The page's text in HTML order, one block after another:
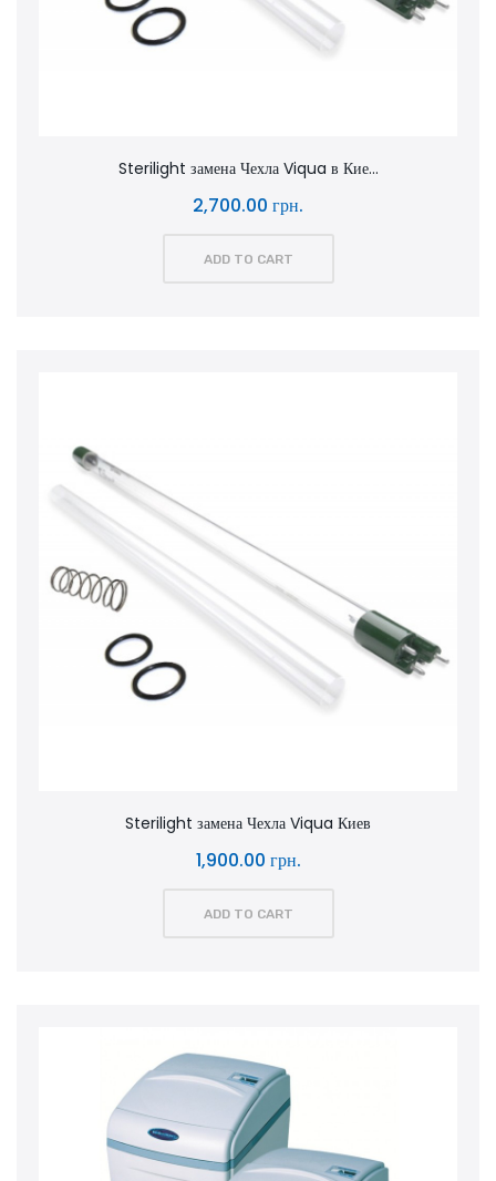
Sterilight замена Чехла Viqua в Кие...
2,700.00 грн.
ADD TO CART
Sterilight замена Чехла Viqua Киев
1,900.00 грн.
ADD TO CART